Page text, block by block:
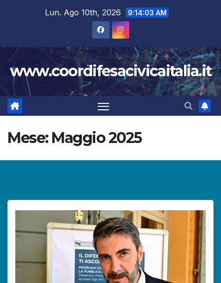
Lun. Ago 10th, 2026 9:14:05 AM
www.coordifesacivicaitalia.it
Mese: Maggio 2025